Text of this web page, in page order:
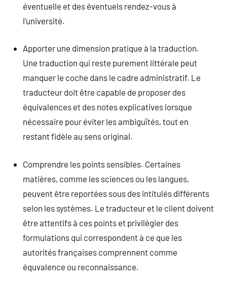
éventuelle et des éventuels rendez-vous à
l’université.
Apporter une dimension pratique à la traduction.
Une traduction qui reste purement littérale peut
manquer le coche dans le cadre administratif. Le
traducteur doit être capable de proposer des
équivalences et des notes explicatives lorsque
nécessaire pour éviter les ambiguïtés, tout en
restant fidèle au sens original.
Comprendre les points sensibles. Certaines
matières, comme les sciences ou les langues,
peuvent être reportées sous des intitulés différents
selon les systèmes. Le traducteur et le client doivent
être attentifs à ces points et privilégier des
formulations qui correspondent à ce que les
autorités françaises comprennent comme
équvalence ou reconnaissance.